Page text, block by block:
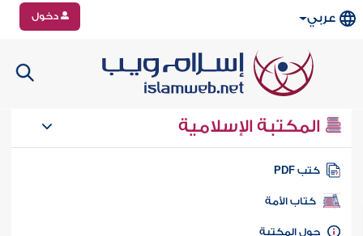
عربي دخول
المكتبة الإسلامية
كتب PDF
كتاب الأمة